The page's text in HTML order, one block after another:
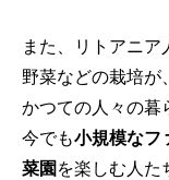
また、リトアニア
野菜などの栽培が、
かつての人々の暮
今でも小規模なフ
菜園を楽しむ人た